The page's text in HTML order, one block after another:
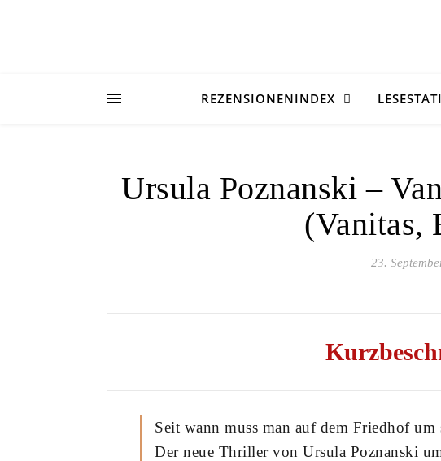
REZENSIONENINDEX
Ursula Poznanski –
(Vanitas,
23.
Seit wann muss man auf dem Friedhof um
Der neue Thriller von Ursula Poznanski